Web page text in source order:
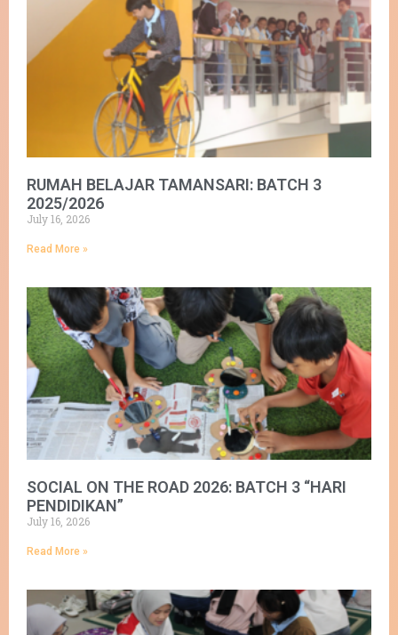
RUMAH BELAJAR TAMANSARI: BATCH 3
2025/2026
July 16, 2026
Read More »
SOCIAL ON THE ROAD 2026: BATCH 3 “HARI
PENDIDIKAN”
July 16, 2026
Read More »